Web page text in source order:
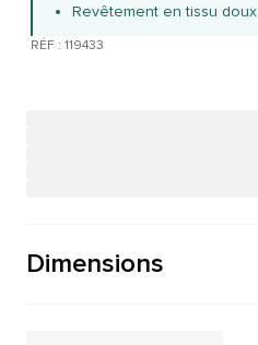
Revêtement en tissu doux
RÉF : 119433
Dimensions